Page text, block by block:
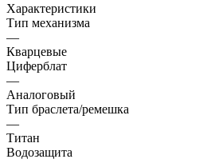
Характеристики
Тип механизма
—
Кварцевые
Циферблат
—
Аналоговый
Тип браслета/ремешка
—
Титан
Водозащита